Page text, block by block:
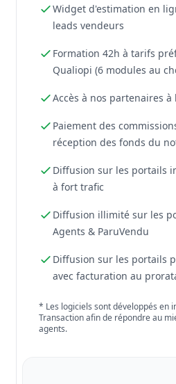
Widget d'estimation en
leads vendeurs
Formation 42h à tarifs
Qualiopi (6 modules au
Accès à nos partenaires à
Paiement des
réception des fonds du
Diffusion sur les portails
à fort trafic
Diffusion illimité sur les
Agents & ParuVendu
Diffusion sur les portails
avec facturation au
* Les logiciels sont développés en
Transaction afin de répondre au
agents.